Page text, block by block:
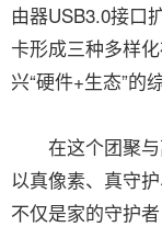
由器USB3.0接口
卡形成三种多样
兴“硬件+生态”的
在这个团聚与
以真像素、真守
不仅是家的守护